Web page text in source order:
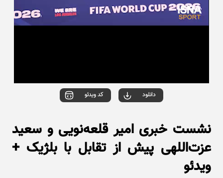
دانلود کد ویدئو
نشست خبری امیر قلعه‌نویی و سعید
عزت‌اللهی پیش از تقابل با بلژیک +
ویدئو